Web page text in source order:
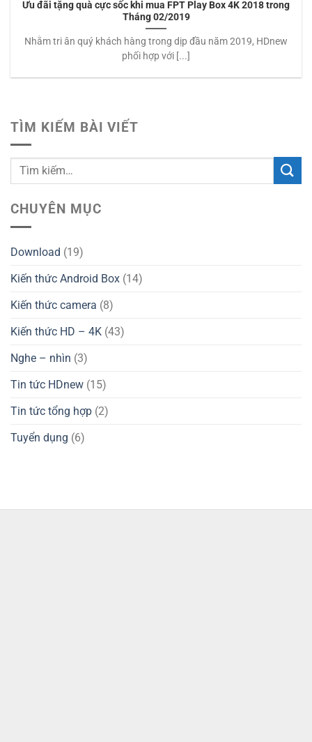
Ưu đãi tặng quà cực sốc khi mua FPT Play Box 4K 2018 trong
Tháng 02/2019
Nhằm tri ân quý khách hàng trong dịp đầu năm 2019, HDnew
phối hợp với [...]
TÌM KIẾM BÀI VIẾT
CHUYÊN MỤC
Download (19)
Kiến thức Android Box (14)
Kiến thức camera (8)
Kiến thức HD – 4K (43)
Nghe – nhìn (3)
Tin tức HDnew (15)
Tin tức tổng hợp (2)
Tuyển dụng (6)